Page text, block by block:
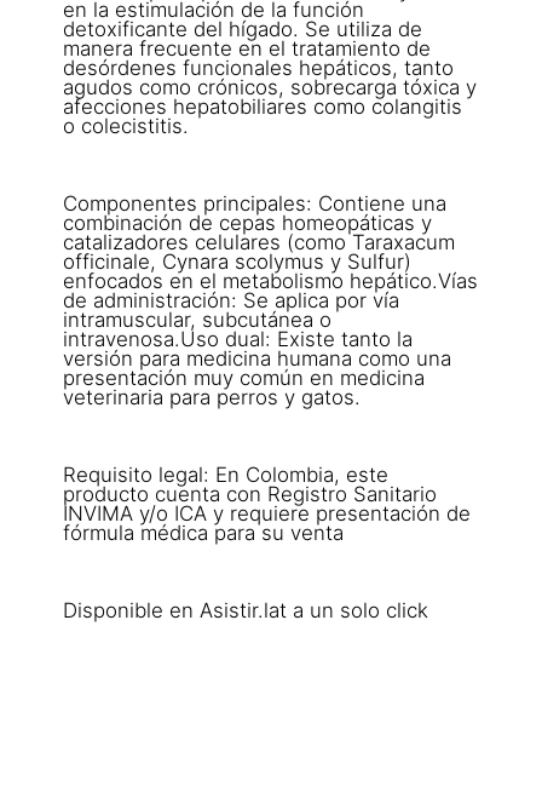
en la estimulación de la función
detoxificante del hígado. Se utiliza de
manera frecuente en el tratamiento de
desórdenes funcionales hepáticos, tanto
agudos como crónicos, sobrecarga tóxica y
afecciones hepatobiliares como colangitis
o colecistitis.
Componentes principales: Contiene una
combinación de cepas homeopáticas y
catalizadores celulares (como Taraxacum
officinale, Cynara scolymus y Sulfur)
enfocados en el metabolismo hepático.Vías
de administración: Se aplica por vía
intramuscular, subcutánea o
intravenosa.Uso dual: Existe tanto la
versión para medicina humana como una
presentación muy común en medicina
veterinaria para perros y gatos.
Requisito legal: En Colombia, este
producto cuenta con Registro Sanitario
INVIMA y/o ICA y requiere presentación de
fórmula médica para su venta
Disponible en Asistir.lat a un solo click